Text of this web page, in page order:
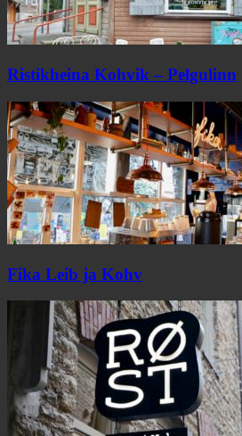
Ristikheina Kohvik – Pelgulinn
Fika Leib ja Kohv